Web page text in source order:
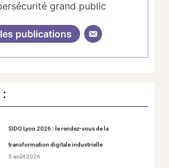
grand public
publications
SIDO Lyon 2026 : le rendez-vous de la
transformation digitale industrielle
5 août 2026